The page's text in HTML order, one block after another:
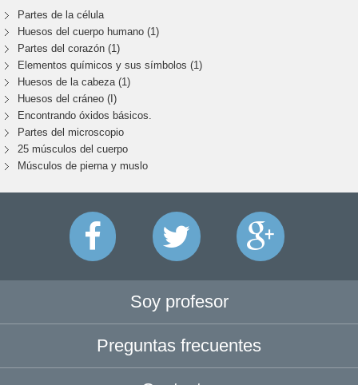
Partes de la célula
Huesos del cuerpo humano (1)
Partes del corazón (1)
Elementos químicos y sus símbolos (1)
Huesos de la cabeza (1)
Huesos del cráneo (I)
Encontrando óxidos básicos.
Partes del microscopio
25 músculos del cuerpo
Músculos de pierna y muslo
Soy profesor
Preguntas frecuentes